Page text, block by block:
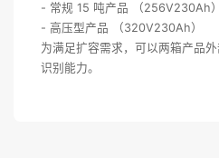
- 常规 15 吨产品 （256V230Ah）
- 高压型产品 （320V230Ah）
为满足扩容需求，可以两箱产品
识别能力。